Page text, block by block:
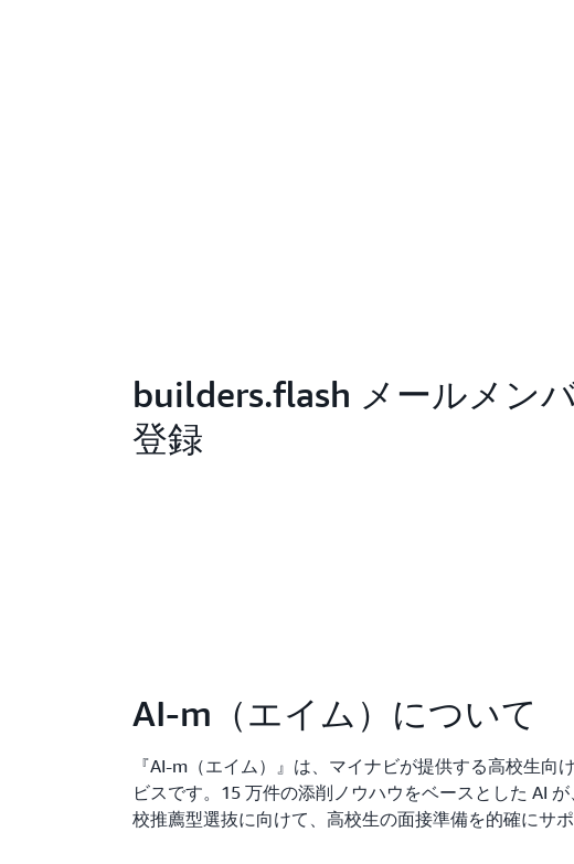
builders.flash メールメン
登録
AI-m（エイム）について
『AI-m（エイム）』は、マイナビが提供する高校生向
ビスです。15 万件の添削ノウハウをベースとした AI
校推薦型選抜に向けて、高校生の面接準備を的確にサポ